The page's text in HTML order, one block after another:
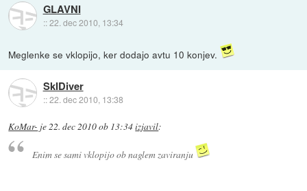
GLAVNI
::22. dec 2010, 13:34
Meglenke se vklopijo, ker dodajo avtu 10 konjev.
SkIDiver
::22. dec 2010, 13:38
KoMar- je22. dec 2010 ob 13:34izjavil:
Enim se sami vklopijo ob naglem zaviranju